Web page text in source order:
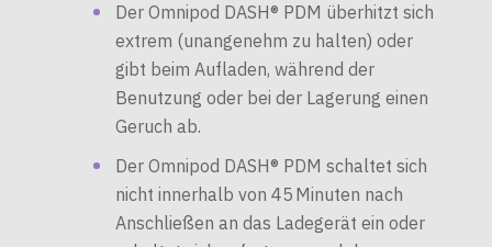
Der Omnipod DASH® PDM überhitzt sich
extrem (unangenehm zu halten) oder
gibt beim Aufladen, während der
Benutzung oder bei der Lagerung einen
Geruch ab.
Der Omnipod DASH® PDM schaltet sich
nicht innerhalb von 45 Minuten nach
Anschließen an das Ladegerät ein oder